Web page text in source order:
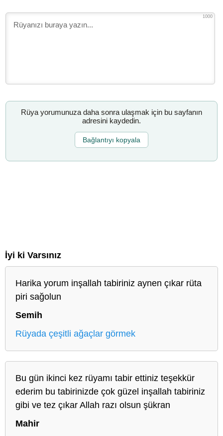
1000
Rüya yorumunuza daha sonra ulaşmak için bu sayfanın
adresini kaydedin.
Bağlantıyı kopyala
İyi ki Varsınız
Harika yorum inşallah tabiriniz aynen çıkar rüta
piri sağolun
Semih
Rüyada çeşitli ağaçlar görmek
Bu gün ikinci kez rüyamı tabir ettiniz teşekkür
ederim bu tabirinizde çok güzel inşallah tabiriniz
gibi ve tez çıkar Allah razı olsun şükran
Mahir